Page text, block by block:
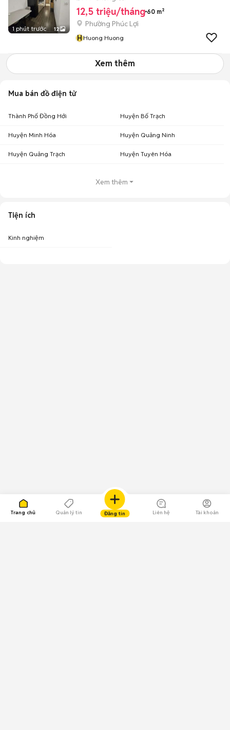
Trang chủ Quản lý tin Đăng tin Liên hệ Tài khoản
1 phút trước 12
12,5 triệu/tháng 60 m²
Phường Phúc Lợi
HHuong Huong
Xem thêm
Mua bán đồ điện tử
Thành Phố Đồng Hới Huyện Bố Trạch
Huyện Minh Hóa Huyện Quảng Ninh
Huyện Quảng Trạch Huyện Tuyên Hóa
Xem thêm
Tiện ích
Kinh nghiệm